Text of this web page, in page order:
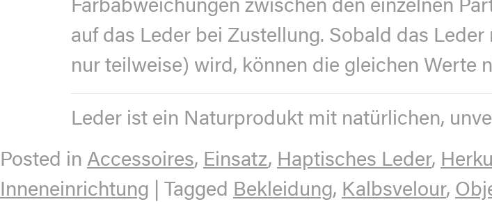
Farbabweichungen zwischen den einzelnen
auf das Leder bei Zustellung. Sobald das
nur teilweise) wird, können die gleichen Werte
Leder ist ein Naturprodukt mit natürlichen,
Posted in Accessoires, Einsatz, Haptisches Leder,
Inneneinrichtung
Tagged Bekleidung, Kalbsvelour,